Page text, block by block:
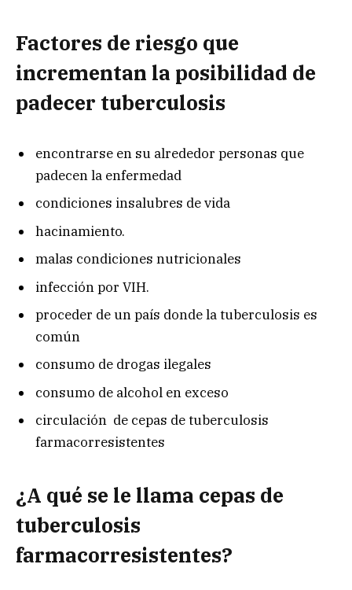
Factores de riesgo que
incrementan la posibilidad de
padecer tuberculosis
encontrarse en su alrededor personas que
padecen la enfermedad
condiciones insalubres de vida
hacinamiento.
malas condiciones nutricionales
infección por VIH.
proceder de un país donde la tuberculosis es
común
consumo de drogas ilegales
consumo de alcohol en exceso
circulación de cepas de tuberculosis
farmacorresistentes
¿A qué se le llama cepas de
tuberculosis
farmacorresistentes?